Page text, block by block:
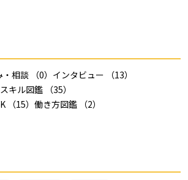
・相談 （0） インタビュー
（13）
スキル図鑑
（35）
（15） 働き方図鑑 （2）